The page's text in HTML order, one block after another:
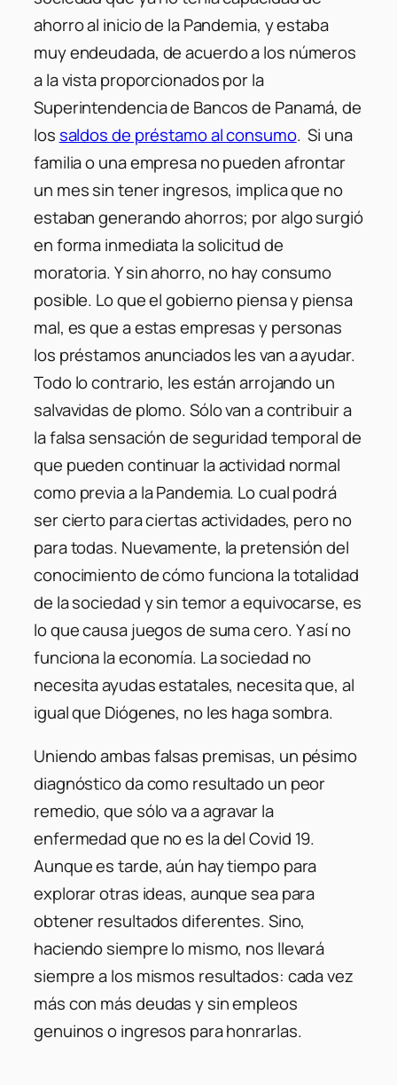
ahorro al inicio de la Pandemia, y estaba
muy endeudada, de acuerdo a los números
a la vista proporcionados por la
Superintendencia de Bancos de Panamá, de
lossaldos de préstamo al consumo. Si una
familia o una empresa no pueden afrontar
un mes sin tener ingresos, implica que no
estaban generando ahorros; por algo surgió
en forma inmediata la solicitud de
moratoria. Y sin ahorro, no hay consumo
posible. Lo que el gobierno piensa y piensa
mal, es que a estas empresas y personas
los préstamos anunciados les van a ayudar.
Todo lo contrario, les están arrojando un
salvavidas de plomo. Sólo van a contribuir a
la falsa sensación de seguridad temporal de
que pueden continuar la actividad normal
como previa a la Pandemia. Lo cual podrá
ser cierto para ciertas actividades, pero no
para todas. Nuevamente, la pretensión del
conocimiento de cómo funciona la totalidad
de la sociedad y sin temor a equivocarse, es
lo que causa juegos de suma cero. Y así no
funciona la economía. La sociedad no
necesita ayudas estatales, necesita que, al
igual que Diógenes, no les haga sombra.
Uniendo ambas falsas premisas, un pésimo
diagnóstico da como resultado un peor
remedio, que sólo va a agravar la
enfermedad que no es la del Covid 19.
Aunque es tarde, aún hay tiempo para
explorar otras ideas, aunque sea para
obtener resultados diferentes. Sino,
haciendo siempre lo mismo, nos llevará
siempre a los mismos resultados: cada vez
más con más deudas y sin empleos
genuinos o ingresos para honrarlas.